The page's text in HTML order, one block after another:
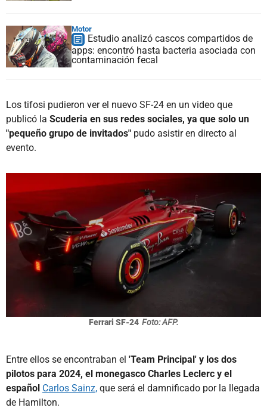
Motor
Estudio analizó cascos compartidos de
apps: encontró hasta bacteria asociada con
contaminación fecal
Los tifosi pudieron ver el nuevo SF-24 en un video que
publicó la Scuderia en sus redes sociales, ya que solo un
"pequeño grupo de invitados" pudo asistir en directo al
evento.
Ferrari SF-24 Foto: AFP.
Entre ellos se encontraban el 'Team Principal' y los dos
pilotos para 2024, el monegasco Charles Leclerc y el
español Carlos Sainz, que será el damnificado por la llegada
de Hamilton.